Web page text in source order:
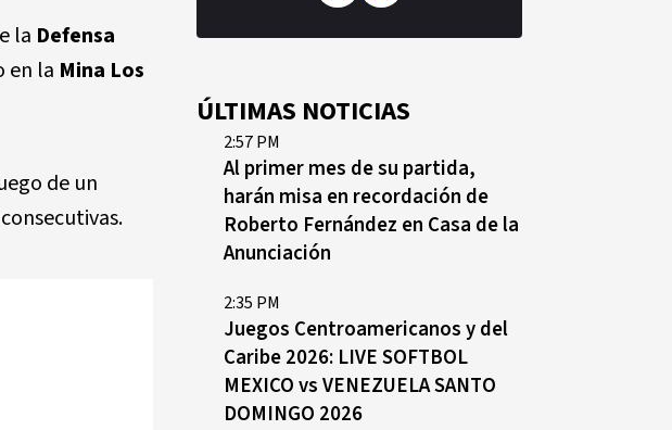
la Defensa
en la Mina Los
de un
ÚLTIMAS NOTICIAS
2:57 PM
Al primer mes de su partida,
harán misa en recordación de
Roberto Fernández en Casa de la
Anunciación
2:35 PM
Juegos Centroamericanos y del
Caribe 2026: LIVE SOFTBOL
MEXICO vs VENEZUELA SANTO
DOMINGO 2026